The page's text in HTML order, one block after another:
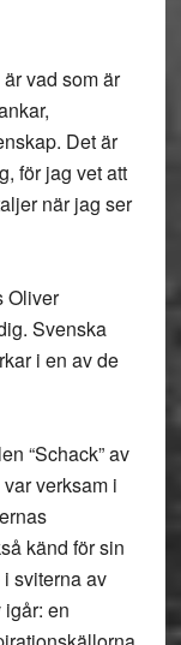
vad som är
Det är
för jag vet att
när jag ser
Oliver
Svenska
i en av de
“Schack” av
verksam i
känd för sin
sviterna av
en